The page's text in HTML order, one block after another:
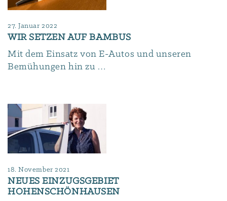
27. Januar 2022
WIR SETZEN AUF BAMBUS
Mit dem Einsatz von E-Autos und unseren
Bemühungen hin zu …
18. November 2021
NEUES EINZUGSGEBIET
HOHENSCHÖNHAUSEN